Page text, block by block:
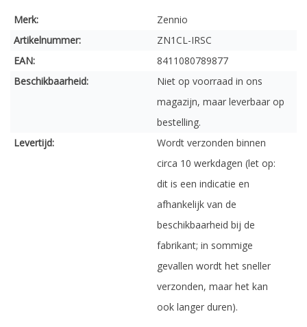
Merk:
Zennio
Artikelnummer:
ZN1CL-IRSC
EAN:
8411080789877
Beschikbaarheid:
Niet op voorraad in ons
magazijn, maar leverbaar op
bestelling.
Levertijd:
Wordt verzonden binnen
circa 10 werkdagen (let op:
dit is een indicatie en
afhankelijk van de
beschikbaarheid bij de
fabrikant; in sommige
gevallen wordt het sneller
verzonden, maar het kan
ook langer duren).